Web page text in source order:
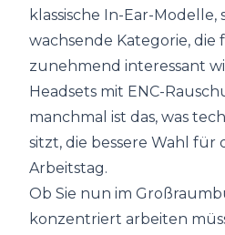
klassische In-Ear-
wachsende Kategorie,
zunehmend interessant
Headsets mit ENC-
manchmal ist das, was
sitzt, die bessere Wahl für
Arbeitstag.
Ob Sie nun im
konzentriert arbeiten